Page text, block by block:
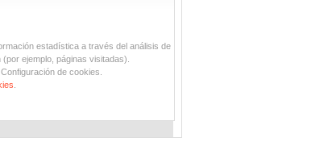
estadística a través del análisis de
ejemplo, páginas visitadas).
de cookies.